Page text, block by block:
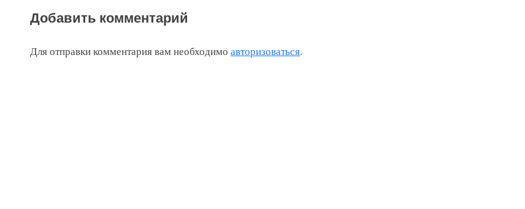
записям
д
д
ю
Добавить комментарий
Для отправки комментария вам необходимо авторизоваться.